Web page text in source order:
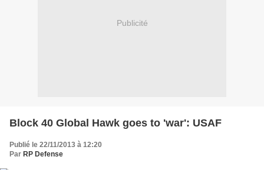
Publicité
Block 40 Global Hawk goes to 'war': USAF
Publié le 22/11/2013 à 12:20
Par RP Defense